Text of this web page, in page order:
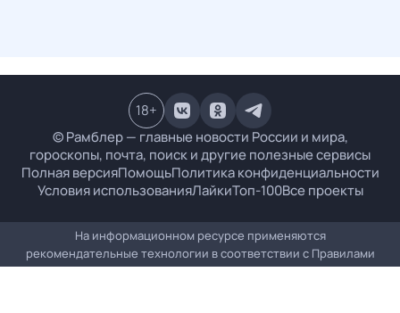
© Рамблер — главные новости России и мира,
гороскопы, почта, поиск и другие полезные сервисы
Полная версияПомощьПолитика конфиденциальности
Условия использованияЛайкиТоп-100Все проекты
18+
На информационном ресурсе применяются
рекомендательные технологии в соответствии с Правилами